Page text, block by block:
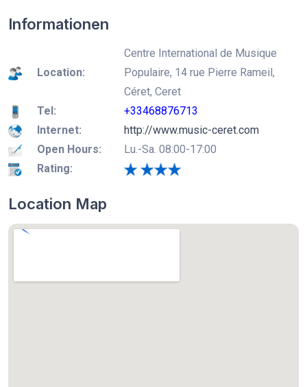
Informationen
Location:
Centre International de Musique
Populaire, 14 rue Pierre Rameil,
Céret, Ceret
Tel:
+33468876713
Internet:
http://www.music-ceret.com
Open Hours:
Lu.-Sa. 08:00-17:00
Rating:
Location Map